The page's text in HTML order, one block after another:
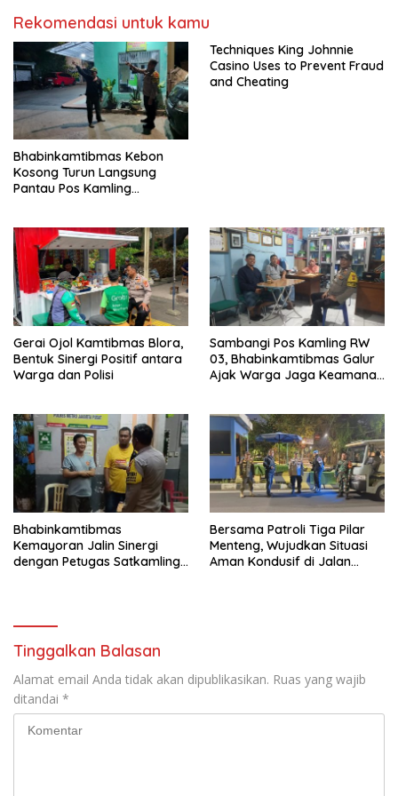
Rekomendasi untuk kamu
Bhabinkamtibmas Kebon
Kosong Turun Langsung
Pantau Pos Kamling
Techniques King Johnnie
Casino Uses to Prevent Fraud
and Cheating
Gerai Ojol Kamtibmas Blora,
Bentuk Sinergi Positif antara
Warga dan Polisi
Sambangi Pos Kamling RW
03, Bhabinkamtibmas Galur
Ajak Warga Jaga Keamanan
Bhabinkamtibmas
Kemayoran Jalin Sinergi
dengan Petugas Satkamling
Bersama Patroli Tiga Pilar
Menteng, Wujudkan Situasi
Aman Kondusif di Jalan
Tinggalkan Balasan
Alamat email Anda tidak akan dipublikasikan. Ruas yang wajib
ditandai *